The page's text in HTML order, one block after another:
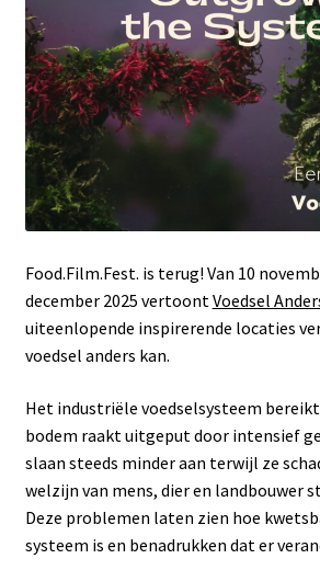
Food.Film.Fest. is terug! Van 10
december 2025 vertoontVoedsel
uiteenlopende inspirerende locaties
voedsel anders kan.
Het industriële voedselsysteem
bodem raakt uitgeput door intensief
slaan steeds minder aan terwijl ze
welzijn van mens, dier en landbouwer
Deze problemen laten zien hoe
systeem is en benadrukken dat er